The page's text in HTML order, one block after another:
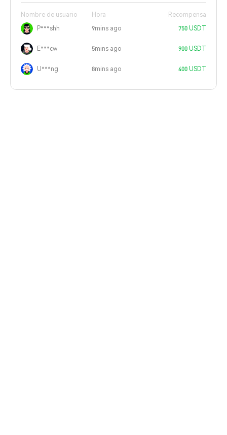
Nombre de usuario Hora
Recompensa
P***shh
9mins ago 750 USDT
E***cw 5mins ago 900 USDT
U***ng 8mins ago 400 USDT